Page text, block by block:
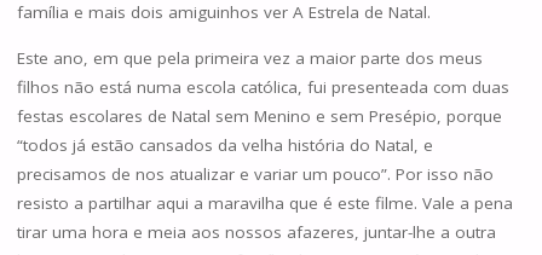
família e mais dois amiguinhos ver A Estrela de Natal.
Este ano, em que pela primeira vez a maior parte dos meus
filhos não está numa escola católica, fui presenteada com duas
festas escolares de Natal sem Menino e sem Presépio, porque
“todos já estão cansados da velha história do Natal, e
precisamos de nos atualizar e variar um pouco”. Por isso não
resisto a partilhar aqui a maravilha que é este filme. Vale a pena
tirar uma hora e meia aos nossos afazeres, juntar-lhe a outra